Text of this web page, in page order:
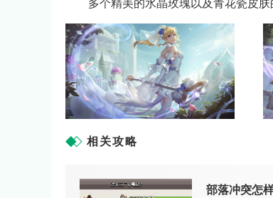
多个精美的水晶玫瑰以及青花瓷皮
相关攻略
部落冲突怎